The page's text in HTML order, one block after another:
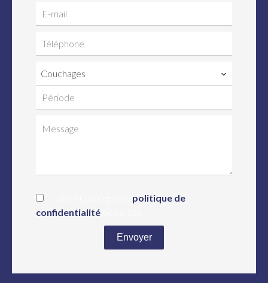
Couchages
politique de
confidentialité
Envoyer